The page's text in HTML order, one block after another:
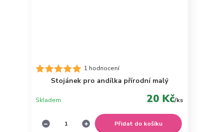
1 hodnocení
Stojánek pro andílka přírodní malý
20 Kč/ks
Skladem
Přidat do košíku